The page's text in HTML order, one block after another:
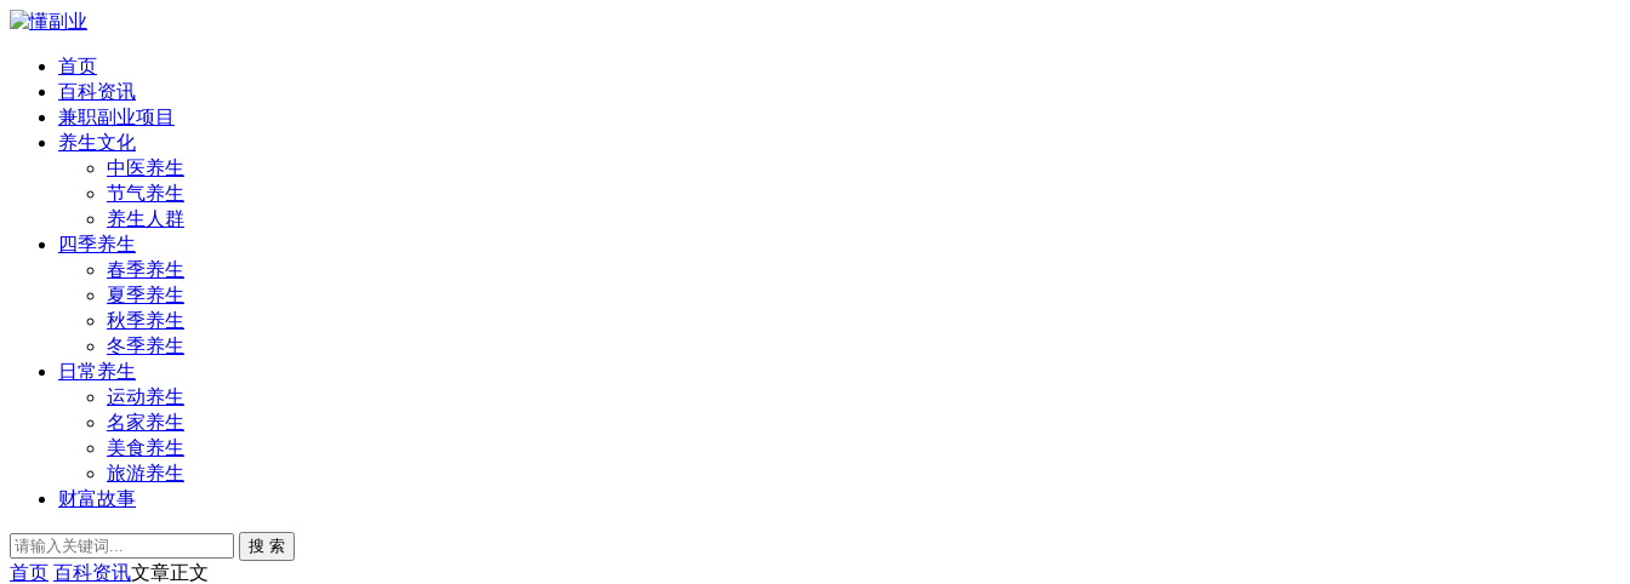
首页
百科资讯
兼职副业项目
养生文化
中医养生
节气养生
养生人群
四季养生
春季养生
夏季养生
秋季养生
冬季养生
日常养生
运动养生
名家养生
美食养生
旅游养生
财富故事
搜 索
首页 百科资讯文章正文